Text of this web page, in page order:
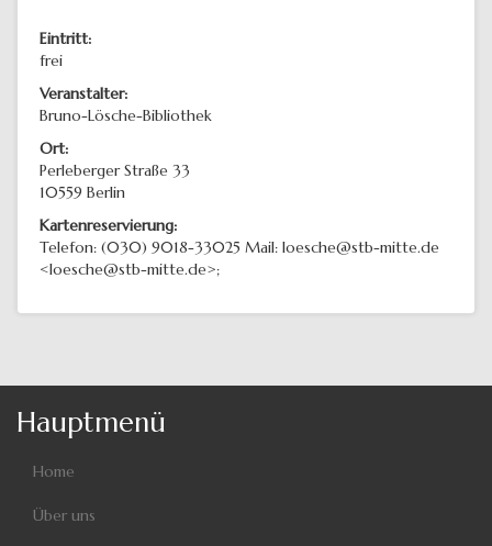
Eintritt:
frei
Veranstalter:
Bruno-Lösche-Bibliothek
Ort:
Perleberger Straße 33
10559 Berlin
Kartenreservierung:
Telefon: (030) 9018-33025 Mail: loesche@stb-mitte.de
<loesche@stb-mitte.de>;
Hauptmenü
Home
Über uns